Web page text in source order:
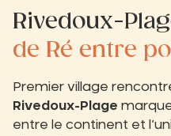
Rivedoux-
de Ré entre
Premier village
Rivedoux-Plage
entre le continent et